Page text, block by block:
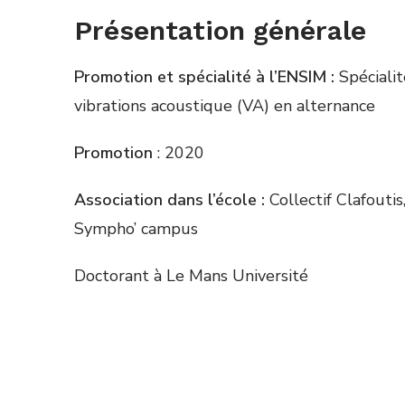
Présentation générale
Promotion et spécialité à l’ENSIM : Spécialit
vibrations acoustique (VA) en alternance
Promotion : 2020
Association dans l’école : Collectif Clafoutis,
Sympho’ campus
Doctorant à Le Mans Université